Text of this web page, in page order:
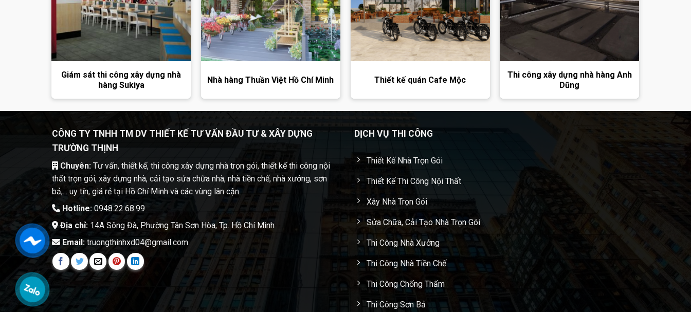
Giám sát thi công xây dựng nhà
hàng Sukiya
Nhà hàng Thuần Việt Hồ Chí Minh Thiết kế quán Cafe Mộc
Thi công xây dựng nhà hàng Anh
Dũng
CÔNG TY TNHH TM DV THIẾT KẾ TƯ VẤN ĐẦU TƯ & XÂY DỰNG
TRƯỜNG THỊNH
Chuyên:Tư vấn, thiết kế, thi công xây dựng nhà trọn gói, thiết kế thi công nội
thất trọn gói, xây dựng nhà, cải tạo sửa chữa nhà, nhà tiền chế, nhà xưởng, sơn
bả,... uy tín, giá rẻ tại Hồ Chí Minh và các vùng lân cận.
Hotline:0948.22.68.99
Địa chỉ:14A Sông Đà, Phường Tân Sơn Hòa, Tp. Hồ Chí Minh
Email:truongthinhxd04@gmail.com
DỊCH VỤ THI CÔNG
Thiết Kế Nhà Trọn Gói
Thiết Kế Thi Công Nội Thất
Xây Nhà Trọn Gói
Sửa Chữa, Cải Tạo Nhà Trọn Gói
Thi Công Nhà Xưởng
Thi Công Nhà Tiền Chế
Thi Công Chống Thấm
Thi Công Sơn Bả